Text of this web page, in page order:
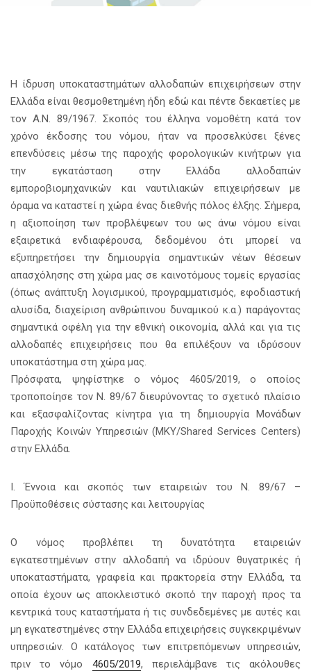
Η ίδρυση υποκαταστημάτων αλλοδαπών επιχειρήσεων στην
Ελλάδα είναι θεσμοθετημένη ήδη εδώ και πέντε δεκαετίες με
τον Α.Ν. 89/1967. Σκοπός του έλληνα νομοθέτη κατά τον
χρόνο έκδοσης του νόμου, ήταν να προσελκύσει ξένες
επενδύσεις μέσω της παροχής φορολογικών κινήτρων για
την εγκατάσταση στην Ελλάδα αλλοδαπών
εμποροβιομηχανικών και ναυτιλιακών επιχειρήσεων με
όραμα να καταστεί η χώρα ένας διεθνής πόλος έλξης. Σήμερα,
η αξιοποίηση των προβλέψεων του ως άνω νόμου είναι
εξαιρετικά ενδιαφέρουσα, δεδομένου ότι μπορεί να
εξυπηρετήσει την δημιουργία σημαντικών νέων θέσεων
απασχόλησης στη χώρα μας σε καινοτόμους τομείς εργασίας
(όπως ανάπτυξη λογισμικού, προγραμματισμός, εφοδιαστική
αλυσίδα, διαχείριση ανθρώπινου δυναμικού κ.α.) παράγοντας
σημαντικά οφέλη για την εθνική οικονομία, αλλά και για τις
αλλοδαπές επιχειρήσεις που θα επιλέξουν να ιδρύσουν
υποκατάστημα στη χώρα μας.
Πρόσφατα, ψηφίστηκε ο νόμος 4605/2019, ο οποίος
τροποποίησε τον Ν. 89/67 διευρύνοντας το σχετικό πλαίσιο
και εξασφαλίζοντας κίνητρα για τη δημιουργία Μονάδων
Παροχής Κοινών Υπηρεσιών (ΜΚΥ/Shared Services Centers)
στην Ελλάδα.
Ι. Έννοια και σκοπός των εταιρειών του Ν. 89/67 –
Προϋποθέσεις σύστασης και λειτουργίας
Ο νόμος προβλέπει τη δυνατότητα εταιρειών
εγκατεστημένων στην αλλοδαπή να ιδρύουν θυγατρικές ή
υποκαταστήματα, γραφεία και πρακτορεία στην Ελλάδα, τα
οποία έχουν ως αποκλειστικό σκοπό την παροχή προς τα
κεντρικά τους καταστήματα ή τις συνδεδεμένες με αυτές και
μη εγκατεστημένες στην Ελλάδα επιχειρήσεις συγκεκριμένων
υπηρεσιών. Ο κατάλογος των επιτρεπόμενων υπηρεσιών,
πριν το νόμο 4605/2019, περιελάμβανε τις ακόλουθες